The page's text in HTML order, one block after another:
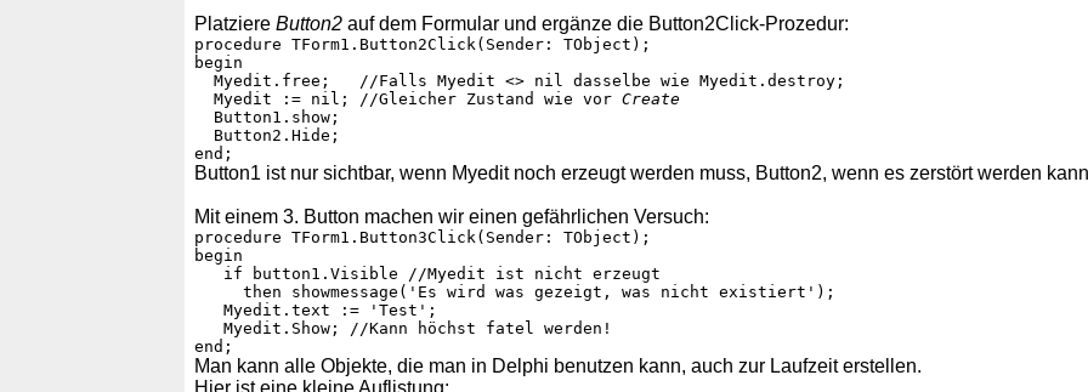
Platziere Button2 auf dem Formular und ergänze die Button2Click-Prozedur:
procedure TForm1.Button2Click(Sender: TObject);
begin
  Myedit.free;   //Falls Myedit <> nil dasselbe wie Myedit.destroy;
  Myedit := nil; //Gleicher Zustand wie vor
Create
  Button1.show;
  Button2.Hide;
Button1 ist nur sichtbar, wenn Myedit noch erzeugt werden muss, Button2, wenn es zerstört werden
Mit einem 3. Button machen wir einen gefährlichen Versuch:
procedure TForm1.Button3Click(Sender: TObject);
begin
   if button1.Visible //Myedit ist nicht erzeugt
     then showmessage('Es wird was gezeigt, was nicht existiert');
   Myedit.text := 'Test';
   Myedit.Show; //Kann höchst fatel werden!
Man kann alle Objekte, die man in Delphi benutzen kann, auch zur Laufzeit erstellen.
Hier ist eine kleine Auflistung: